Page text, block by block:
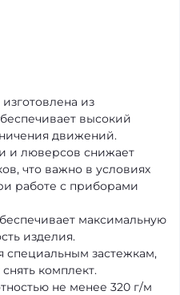
из
высокий
движений.
и люверсов снижает
что важно в условиях
работе с приборами
максимальную
изделия.
специальным застежкам,
комплект.
не менее 320 г/м